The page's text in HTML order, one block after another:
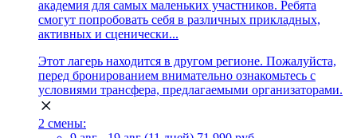
академия для самых маленьких участников. Ребята
смогут попробовать себя в различных прикладных,
активных и сценически...
Этот лагерь находится в другом регионе. Пожалуйста,
перед бронированием внимательно ознакомьтесь с
условиями трансфера, предлагаемыми организаторами.
2 смены: